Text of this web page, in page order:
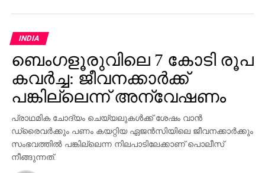
ചൈനീസ് ആയുധങ്ങള്‍ ഉപയോഗിച്ച് വിമാനഭാഗങ്ങള്‍
തകര്‍ത്ത്, അതിനെ യുദ്ധക്കാഴ്ചകളായി ചിത്രീകരിച്ച്
എ.ഐ സഹായത്തോടെ റഫാല്‍ തകര്‍ന്നതുപോലെ
മാറ്റിയാണ് വീഡിയോ പ്രചരിപ്പിച്ചതെന്ന് റിപ്പോര്‍ട്ട്
വ്യക്തമാക്കുന്നു. ചൈനയുടെ ആയുധ വിപണിയെ
ശക്തിപ്പെടുത്താനും റഫാലിന്റെ ആഗോള
പ്രതിച്ഛായയെ ബാധിക്കാനുമുള്ള ശ്രമമാണിതെന്നും
അമേരിക്ക ആരോപിക്കുന്നു. പാകിസ്ഥാന്റെ പിന്തുണയും
ഈ പ്രചാരണവ്യൂഹത്തിന് പിന്നിലുണ്ടെന്ന് റിപ്പോര്‍ട്ട്
ചൂണ്ടിക്കാണിക്കുന്നു.
INDIA
ബെംഗളൂരുവിലെ 7 കോടി രൂപ
കവര്‍ച്ച: ജീവനക്കാര്‍ക്ക്
പങ്കില്ലെന്ന് അന്വേഷണം
പ്രാഥമിക ചോദ്യം ചെയ്യലുകള്‍ക്ക് ശേഷം വാന്‍
ഡ്രൈവര്‍ക്കും പണം കയറ്റിയ ഏജന്‍സിയിലെ ജീവനക്കാര്‍ക്കും
സംഭവത്തില്‍ പങ്കില്ലെന്ന നിലപാടിലേക്കാണ് പൊലീസ്
നീങ്ങുന്നത്.